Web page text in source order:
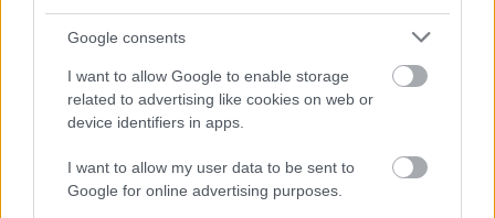
Google consents
I want to allow Google to enable storage
related to advertising like cookies on web or
device identifiers in apps.
I want to allow my user data to be sent to
Google for online advertising purposes.
Gabberboy
16 éve
Sok sikert Zoli, nagyon szurkolok